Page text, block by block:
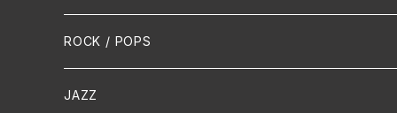
HR/HM
演歌 / 歌謡曲
ROCK / POPS
Oldies
JAZZ